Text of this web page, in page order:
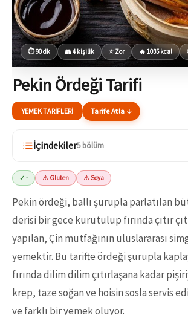
⏱ 90 dk 👥 4 kişilik ⭐ Zor 🔥 1035 kcal
Pekin Ördeği Tarifi
YEMEK TARIFLERI Tarife Atla ↓
İçindekiler5 bölüm
✓ - ⚠ Gluten ⚠ Soya
Pekin ördeği, ballı şurupla parlatılan
derisi bir gece kurutulup fırında çıtır
yapılan, Çin mutfağının uluslararası
yemektir. Bu tarifte ördeği şurupla
fırında dilim dilim çıtırlaşana kadar
krep, taze soğan ve hoisin sosla servis
ve farklı bir yemek oluyor.